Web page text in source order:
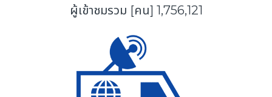
ผู้เข้าชมรวม [คน] 1,756,121